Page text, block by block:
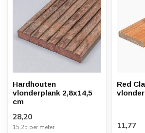
Hardhouten
vlonderplank 2,8x14,5
cm
28,20
15,25 per meter
Red
11,77